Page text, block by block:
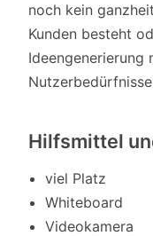
noch kein
Kunden besteht
Ideengenerierung
Hilfsmittel
viel Platz
Whiteboard
Videokamera